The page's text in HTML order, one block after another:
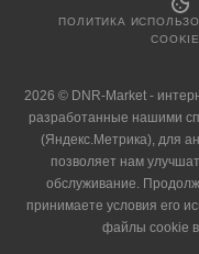
ПОЛИТИКА
2026 © DNR-Market -
разработанные нашими
(Яндекс.Метрика), для
позволяет нам
обслуживание.
принимаете условия его
файлы cookie в